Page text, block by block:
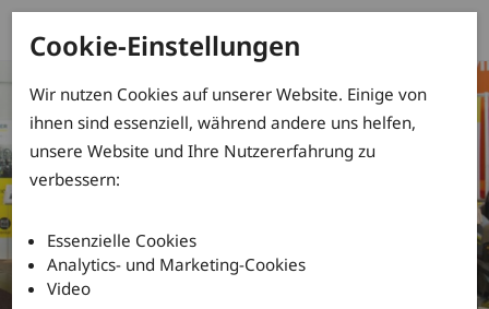
Cookie-Einstellungen
Wir nutzen Cookies auf unserer Website. Einige von
ihnen sind essenziell, während andere uns helfen,
unsere Website und Ihre Nutzererfahrung zu
verbessern:
Essenzielle Cookies
Analytics- und Marketing-Cookies
Video